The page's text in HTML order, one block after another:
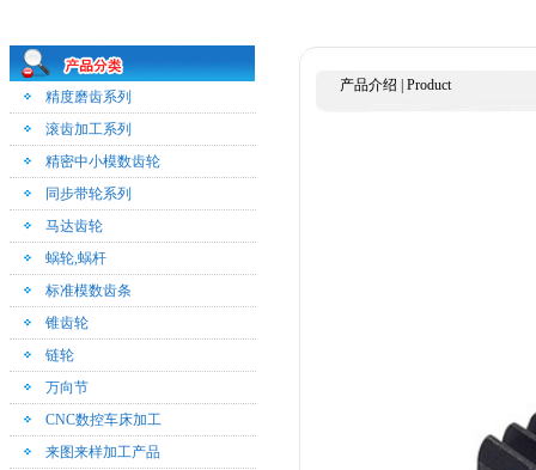
精度磨齿系列
滚齿加工系列
精密中小模数齿轮
同步带轮系列
马达齿轮
蜗轮,蜗杆
标准模数齿条
锥齿轮
链轮
万向节
CNC数控车床加工
来图来样加工产品
产品介绍 Product